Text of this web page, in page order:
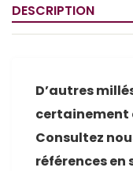
DESCRIPTION
D’autres
certainement
Consultez
références en